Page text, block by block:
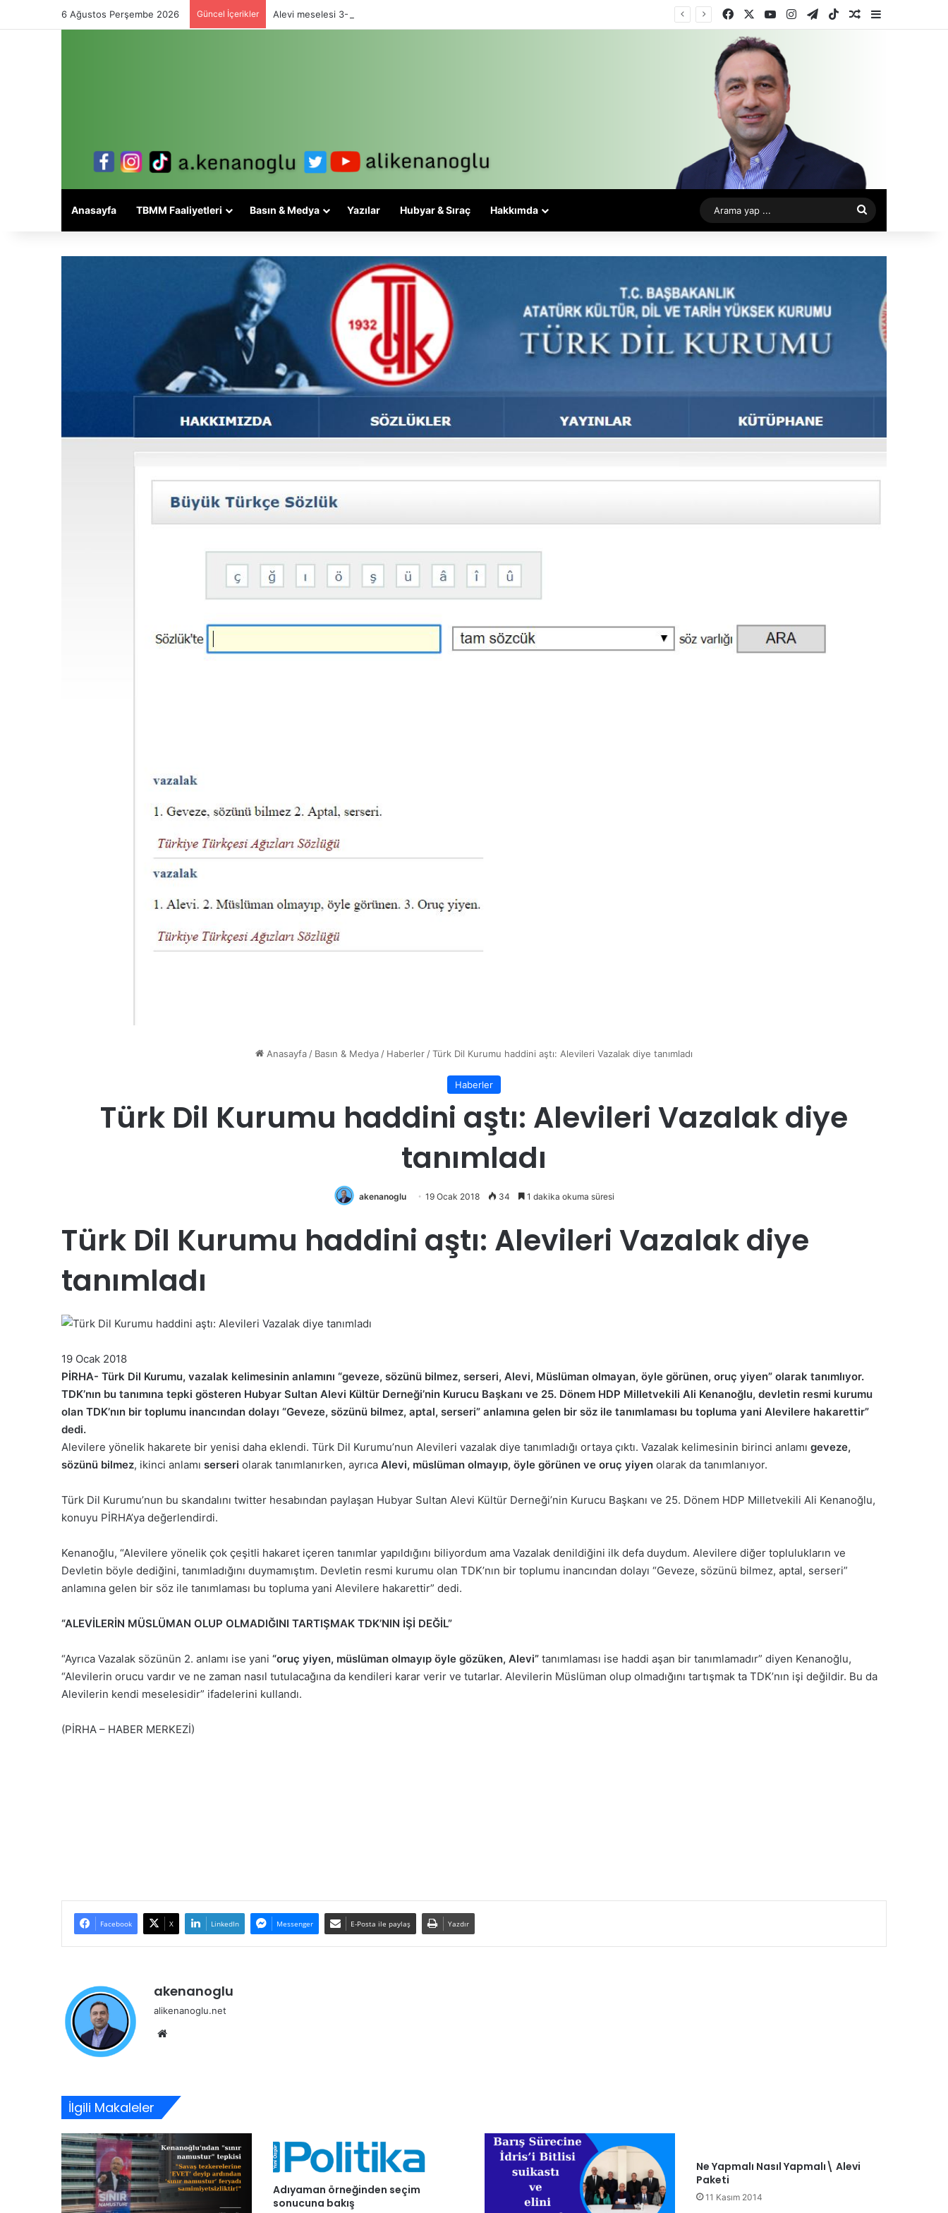
6 Ağustos Perşembe 2026 Güncel İçerikler Alevi meselesi 3-5 valiyle çözülmez, bu bir eşit yurttaşlık sorunudur! FacebookYouTubeInstagram
TelegramTikTokRastgele Makale
Kenar
Anasayfa TBMM Faaliyetleri Basın & Medya Yazılar Hubyar & Sıraç Hakkımda
Arama
yap
...
Anasayfa / Basın & Medya / Haberler /Türk Dil Kurumu haddini aştı: Alevileri Vazalak diye tanımladı
Haberler
Türk Dil Kurumu haddini aştı: Alevileri Vazalak diye
tanımladı
akenanoglu 19 Ocak 2018 34 1 dakika okuma süresi
Türk Dil Kurumu haddini aştı: Alevileri Vazalak diye
tanımladı
19 Ocak 2018
PİRHA- Türk Dil Kurumu, vazalak kelimesinin anlamını “geveze, sözünü bilmez, serseri, Alevi, Müslüman olmayan, öyle görünen, oruç yiyen” olarak tanımlıyor.
TDK’nın bu tanımına tepki gösteren Hubyar Sultan Alevi Kültür Derneği’nin Kurucu Başkanı ve 25. Dönem HDP Milletvekili Ali Kenanoğlu, devletin resmi kurumu
olan TDK’nın bir toplumu inancından dolayı “Geveze, sözünü bilmez, aptal, serseri” anlamına gelen bir söz ile tanımlaması bu topluma yani Alevilere hakarettir”
dedi.
Alevilere yönelik hakarete bir yenisi daha eklendi. Türk Dil Kurumu’nun Alevileri vazalak diye tanımladığı ortaya çıktı. Vazalak kelimesinin birinci anlamı geveze,
sözünü bilmez, ikinci anlamı serseri olarak tanımlanırken, ayrıca Alevi, müslüman olmayıp, öyle görünen ve oruç yiyen olarak da tanımlanıyor.
Türk Dil Kurumu’nun bu skandalını twitter hesabından paylaşan Hubyar Sultan Alevi Kültür Derneği’nin Kurucu Başkanı ve 25. Dönem HDP Milletvekili Ali Kenanoğlu,
konuyu PİRHA’ya değerlendirdi.
Kenanoğlu, “Alevilere yönelik çok çeşitli hakaret içeren tanımlar yapıldığını biliyordum ama Vazalak denildiğini ilk defa duydum. Alevilere diğer toplulukların ve
Devletin böyle dediğini, tanımladığını duymamıştım. Devletin resmi kurumu olan TDK’nın bir toplumu inancından dolayı “Geveze, sözünü bilmez, aptal, serseri”
anlamına gelen bir söz ile tanımlaması bu topluma yani Alevilere hakarettir” dedi.
“ALEVİLERİN MÜSLÜMAN OLUP OLMADIĞINI TARTIŞMAK TDK’NIN İŞİ DEĞİL”
“Ayrıca Vazalak sözünün 2. anlamı ise yani “oruç yiyen, müslüman olmayıp öyle gözüken, Alevi” tanımlaması ise haddi aşan bir tanımlamadır” diyen Kenanoğlu,
“Alevilerin orucu vardır ve ne zaman nasıl tutulacağına da kendileri karar verir ve tutarlar. Alevilerin Müslüman olup olmadığını tartışmak ta TDK’nın işi değildir. Bu da
Alevilerin kendi meselesidir” ifadelerini kullandı.
(PİRHA – HABER MERKEZİ)
Facebook X LinkedIn Messenger E-Posta ile paylaş Yazdır
akenanoglu
alikenanoglu.net
İlgili Makaleler
Adıyaman örneğinden seçim
sonucuna bakış
Ne Yapmalı Nasıl Yapmalı\ Alevi
Paketi
11 Kasım 2014